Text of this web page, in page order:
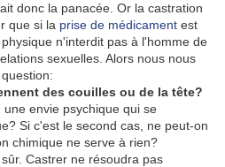
donc la panacée. Or la castration
que si la prise de médicament est
n'interdit pas à l'homme de
sexuelles. Alors nous nous
des couilles ou de la tête?
envie psychique qui se
Si c'est le second cas, ne peut-on
chimique ne serve à rien?
Castrer ne résoudra pas